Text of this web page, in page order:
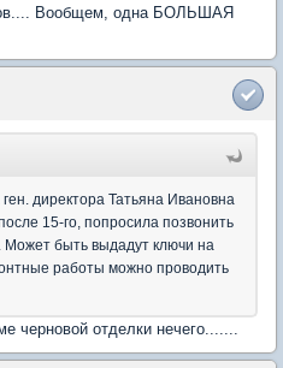
Вообщем, одна БОЛЬШАЯ
директора Татьяна Ивановна
15-го, попросила позвонить
Может быть выдадут ключи на
работы можно проводить
черновой отделки нечего.......